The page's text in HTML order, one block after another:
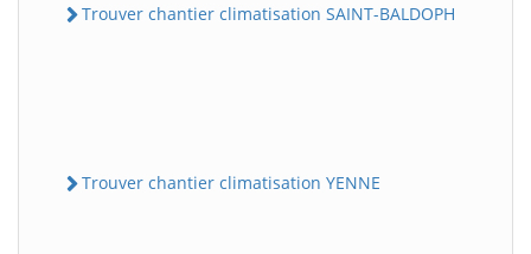
Trouver chantier climatisation SAINT-BALDOPH
Trouver chantier climatisation YENNE